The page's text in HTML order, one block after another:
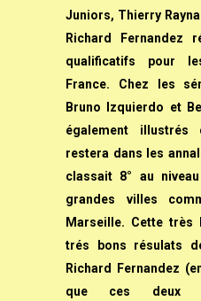
Juniors, Thierry
Richard Fernandez
qualificatifs pour
France. Chez les
Bruno Izquierdo et
également
restera dans les
classait 8° au
grandes villes
Marseille. Cette très
trés bons résulats
Richard Fernandez
que ces deux